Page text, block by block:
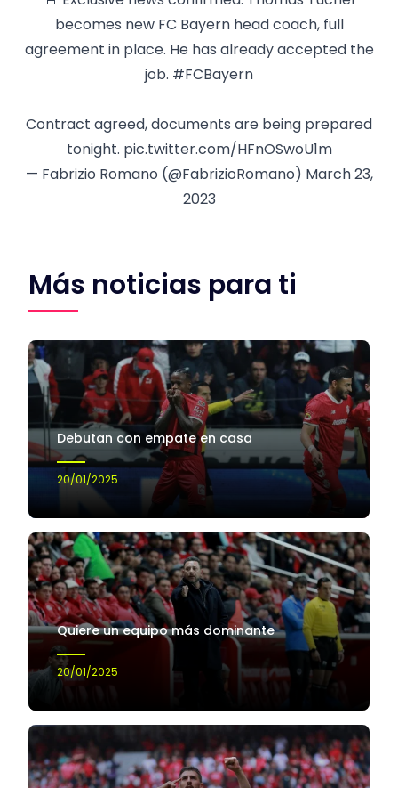
becomes new FC Bayern head coach, full
agreement in place. He has already accepted the
job. #FCBayern
Contract agreed, documents are being prepared
tonight. pic.twitter.com/HFnOSwoU1m
— Fabrizio Romano (@FabrizioRomano) March 23,
2023
Más noticias para ti
Debutan con empate en casa
20/01/2025
Quiere un equipo más dominante
20/01/2025